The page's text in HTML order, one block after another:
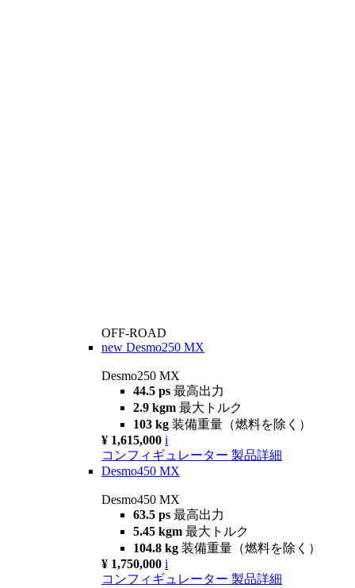
OFF-ROAD
new Desmo250 MX
Desmo250 MX
44.5 ps 最高出力
2.9 kgm 最大トルク
103 kg 装備重量（燃料を除く）
¥ 1,615,000 i
コンフィギュレーター 製品詳細
Desmo450 MX
Desmo450 MX
63.5 ps 最高出力
5.45 kgm 最大トルク
104.8 kg 装備重量（燃料を除く）
¥ 1,750,000 i
コンフィギュレーター 製品詳細